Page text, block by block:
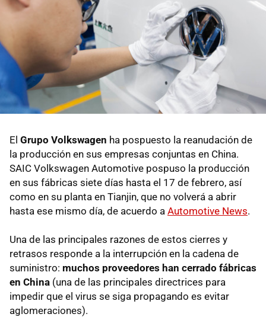
El Grupo Volkswagen ha pospuesto la reanudación de
la producción en sus empresas conjuntas en China.
SAIC Volkswagen Automotive pospuso la producción
en sus fábricas siete días hasta el 17 de febrero, así
como en su planta en Tianjin, que no volverá a abrir
hasta ese mismo día, de acuerdo a Automotive News.
Una de las principales razones de estos cierres y
retrasos responde a la interrupción en la cadena de
suministro: muchos proveedores han cerrado fábricas
en China (una de las principales directrices para
impedir que el virus se siga propagando es evitar
aglomeraciones).